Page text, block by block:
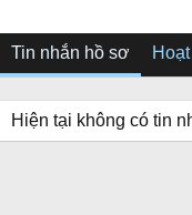
Tin nhắn hồ sơ
Hiện tại không có tin